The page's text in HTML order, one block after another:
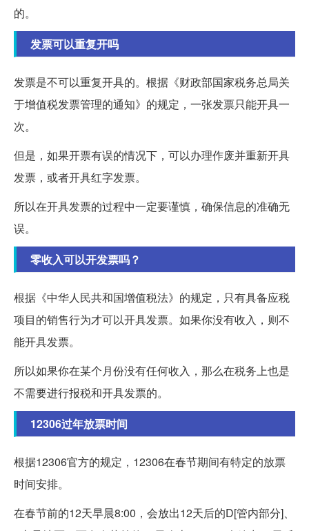
的。
发票可以重复开吗
发票是不可以重复开具的。根据《财政部国家税务总局关
于增值税发票管理的通知》的规定，一张发票只能开具一
次。
但是，如果开票有误的情况下，可以办理作废并重新开具
发票，或者开具红字发票。
所以在开具发票的过程中一定要谨慎，确保信息的准确无
误。
零收入可以开发票吗？
根据《中华人民共和国增值税法》的规定，只有具备应税
项目的销售行为才可以开具发票。如果你没有收入，则不
能开具发票。
所以如果你在某个月份没有任何收入，那么在税务上也是
不需要进行报税和开具发票的。
12306过年放票时间
根据12306官方的规定，12306在春节期间有特定的放票
时间安排。
在春节前的12天早晨8:00，会放出12天后的D[管内部分]、